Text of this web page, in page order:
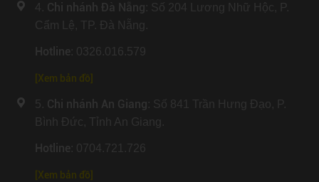
4. Chi nhánh Đà Nẵng: Số 204 Lương Nhữ Hộc, P.
Cẩm Lệ, TP. Đà Nẵng.
Hotline: 0326.016.579
Xem bản đồ
5. Chi nhánh An Giang: Số 841 Trần Hưng Đạo, P.
Bình Đức, Tỉnh An Giang.
Hotline: 0704.721.726
Xem bản đồ